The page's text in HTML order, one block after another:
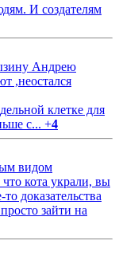
И создателям
Андрею
,неостался
клетке для
с... +4
видом
кота украли, вы
доказательства
зайти на